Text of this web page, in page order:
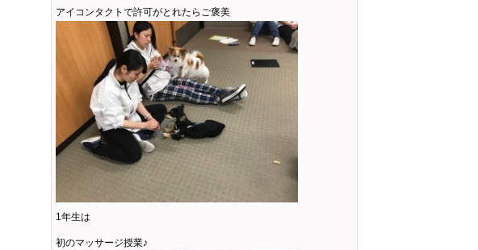
アイコンタクトで許可がとれたらご褒美
1年生は
初のマッサージ授業♪